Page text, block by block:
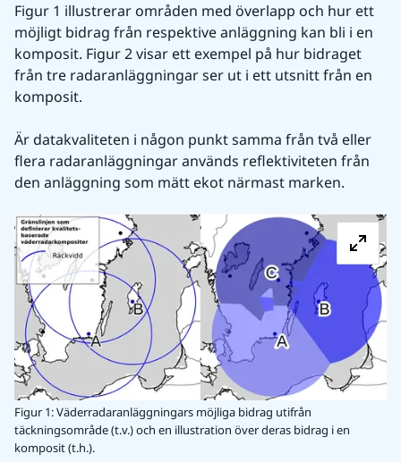
Figur 1 illustrerar områden med överlapp och hur ett
möjligt bidrag från respektive anläggning kan bli i en
komposit. Figur 2 visar ett exempel på hur bidraget
från tre radaranläggningar ser ut i ett utsnitt från en
komposit.
Är datakvaliteten i någon punkt samma från två eller
flera radaranläggningar används reflektiviteten från
den anläggning som mätt ekot närmast marken.
Figur 1: Väderradaranläggningars möjliga bidrag utifrån
täckningsområde (t.v.) och en illustration över deras bidrag i en
komposit (t.h.).